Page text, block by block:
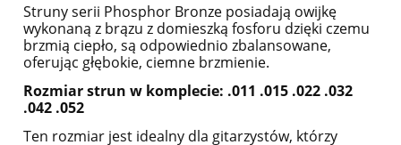
Struny serii Phosphor Bronze posiadają owijkę
wykonaną z brązu z domieszką fosforu dzięki czemu
brzmią ciepło, są odpowiednio zbalansowane,
oferując głębokie, ciemne brzmienie.
Rozmiar strun w komplecie: .011 .015 .022 .032
.042 .052
Ten rozmiar jest idealny dla gitarzystów, którzy